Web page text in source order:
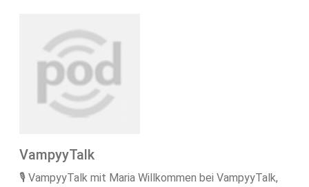
VampyyTalk
🎙️ VampyyTalk mit Maria Willkommen bei VampyyTalk,